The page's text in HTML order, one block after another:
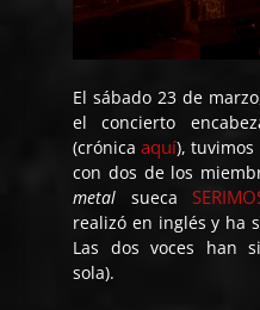
El sábado 23 de
elconcierto
(crónicaaquí),
con dos de los
metal sueca
realizó en inglés y ha
Las dos voces han
sola).